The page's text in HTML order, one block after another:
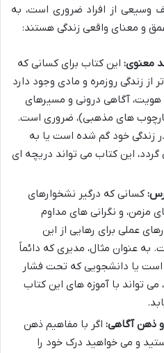
وسیعی از افراد ضروری است، به
و معنای واقعی زندگی هستند:
معنوی: این کتاب برای کسانی که
زندگی روزمره و مادی وجود دارد
هویت، آگاهی درونی و مسیرهای
های مذهبی)، ضروری است.
خود گم شده است یا به
این کتاب می تواند دریچه ای
کسانی که درگیر نشخوارهای
مزمن، و نگرانی های مداوم
عملی برای رهایی از این
به عنوان مثال، مدیری که دائماً
یا دانشجویی که تحت فشار
می تواند با آموزه های این کتاب
ذهن آگاهی: اگر با مفاهیم ذهن
و می خواهید درک خود را